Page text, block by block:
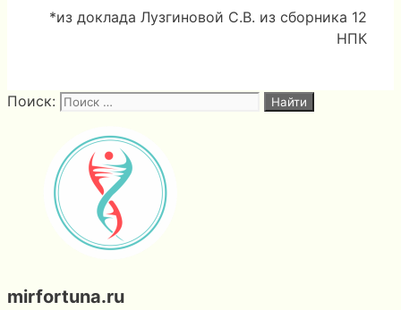
*из доклада Лузгиновой С.В. из сборника 12
НПК
Поиск:
mirfortuna.ru